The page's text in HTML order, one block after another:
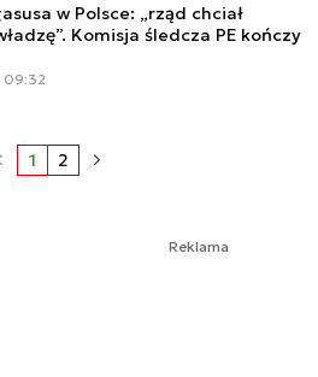
w Polsce: „rząd chciał
Komisja śledcza PE kończy
09:32
1 2
Reklama